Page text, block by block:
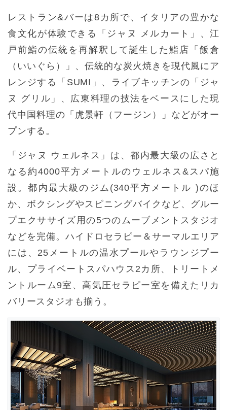
レストラン&バーは8カ所で、イタリアの豊かな
食文化が体験できる「ジャヌ メルカート」、江
戸前鮨の伝統を再解釈して誕生した鮨店「飯倉
（いいぐら）」、伝統的な炭火焼きを現代風にア
レンジする「SUMI」、ライブキッチンの「ジャ
ヌ グリル」、広東料理の技法をベースにした現
代中国料理の「虎景軒（フージン）」などがオー
プンする。
「ジャヌ ウェルネス」は、都内最大級の広さと
なる約4000平方メートルのウェルネス&スパ施
設。都内最大級のジム(340平方メートル )のほ
か、ボクシングやスピニングバイクなど、グルー
プエクササイズ用の5つのムーブメントスタジオ
などを完備。ハイドロセラピー＆サーマルエリア
には、25メートルの温水プールやラウンジプー
ル、プライベートスパハウス2カ所、トリートメ
ントルーム9室、高気圧セラピー室を備えたリカ
バリースタジオも揃う。